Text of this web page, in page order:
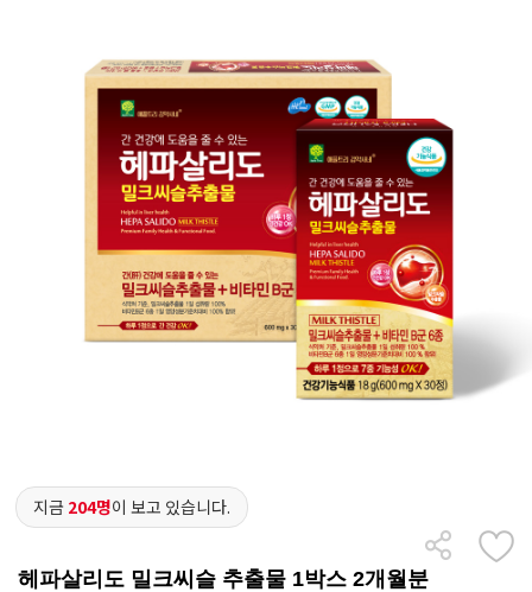
지금 204명이 보고 있습니다.
헤파살리도 밀크씨슬 추출물 1박스 2개월분